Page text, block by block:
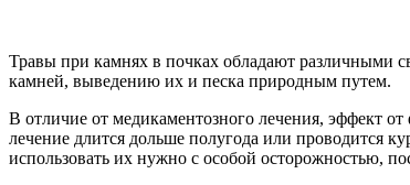
Травы при камнях в почках обладают различными
камней, выведению их и песка природным путем.
В отличие от медикаментозного лечения, эффект
лечение длится дольше полугода или проводится
использовать их нужно с особой осторожностью,